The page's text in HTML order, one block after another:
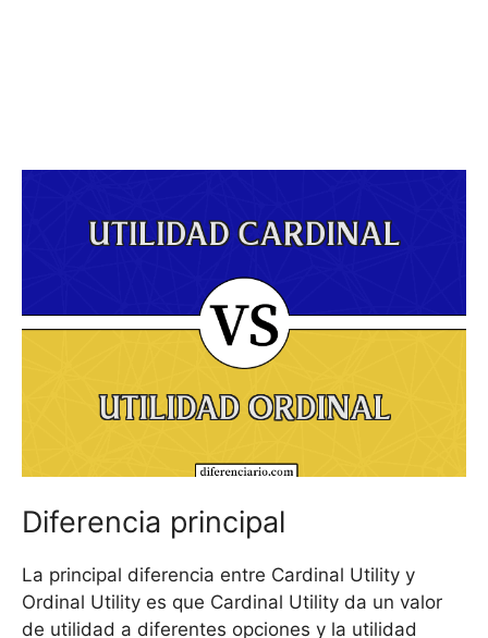
Diferencia principal
La principal diferencia entre Cardinal Utility y
Ordinal Utility es que Cardinal Utility da un valor
de utilidad a diferentes opciones y la utilidad